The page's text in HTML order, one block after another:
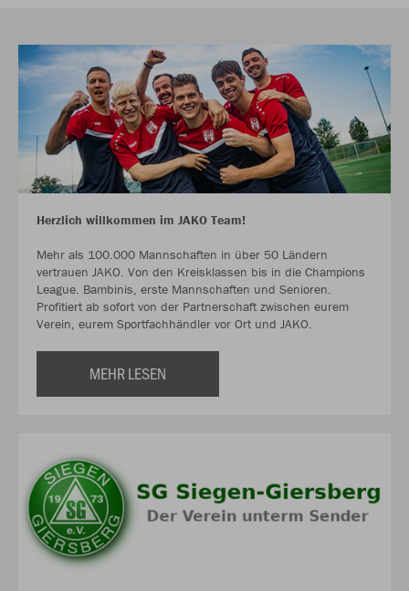
Herzlich willkommen im JAKO Team!
Mehr als 100.000 Mannschaften in über 50 Ländern
vertrauen JAKO. Von den Kreisklassen bis in die Champions
League. Bambinis, erste Mannschaften und Senioren.
Profitiert ab sofort von der Partnerschaft zwischen eurem
Verein, eurem Sportfachhändler vor Ort und JAKO.
MEHR LESEN